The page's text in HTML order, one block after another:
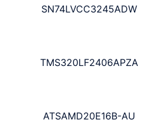
SN74LVCC3245ADW
TMS320LF2406APZA
ATSAMD20E16B-AU